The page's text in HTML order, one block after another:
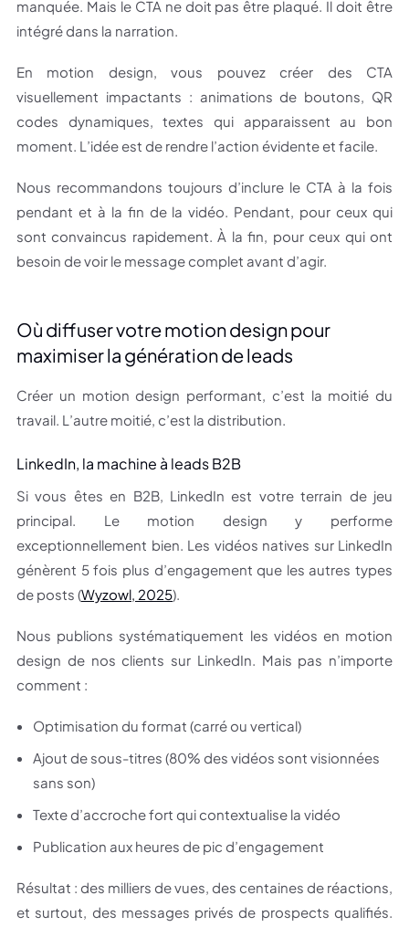
manquée. Mais le CTA ne doit pas être plaqué. Il doit être
intégré dans la narration.
En motion design, vous pouvez créer des CTA
visuellement impactants : animations de boutons, QR
codes dynamiques, textes qui apparaissent au bon
moment. L’idée est de rendre l’action évidente et facile.
Nous recommandons toujours d’inclure le CTA à la fois
pendant et à la fin de la vidéo. Pendant, pour ceux qui
sont convaincus rapidement. À la fin, pour ceux qui ont
besoin de voir le message complet avant d’agir.
Où diffuser votre motion design pour
maximiser la génération de leads
Créer un motion design performant, c’est la moitié du
travail. L’autre moitié, c’est la distribution.
LinkedIn, la machine à leads B2B
Si vous êtes en B2B, LinkedIn est votre terrain de jeu
principal. Le motion design y performe
exceptionnellement bien. Les vidéos natives sur LinkedIn
génèrent 5 fois plus d’engagement que les autres types
de posts (Wyzowl, 2025).
Nous publions systématiquement les vidéos en motion
design de nos clients sur LinkedIn. Mais pas n’importe
comment :
Optimisation du format (carré ou vertical)
Ajout de sous-titres (80% des vidéos sont visionnées
sans son)
Texte d’accroche fort qui contextualise la vidéo
Publication aux heures de pic d’engagement
Résultat : des milliers de vues, des centaines de réactions,
et surtout, des messages privés de prospects qualifiés.